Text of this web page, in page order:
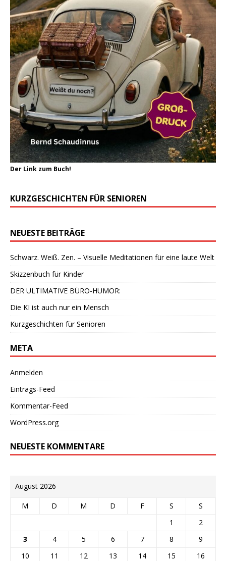
Der Link zum Buch!
KURZGESCHICHTEN FÜR SENIOREN
NEUESTE BEITRÄGE
Schwarz. Weiß. Zen. – Visuelle Meditationen für eine laute Welt
Skizzenbuch für Kinder
DER ULTIMATIVE BÜRO-HUMOR:
Die KI ist auch nur ein Mensch
Kurzgeschichten für Senioren
META
Anmelden
Eintrags-Feed
Kommentar-Feed
WordPress.org
NEUESTE KOMMENTARE
August 2026
M D M D F S
S
1
2
3
4 5 6 7 8
9
10
11 12 13 14 15
16